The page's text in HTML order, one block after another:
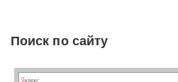
Поиск по сайту